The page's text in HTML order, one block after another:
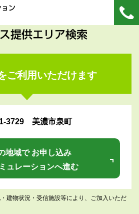
ン
提供エリア検索
ご利用いただけます
3729 美濃市泉町
地域で お申し込み
ュレーションへ進む
建物状況・受信施設等により、ご加入いただ